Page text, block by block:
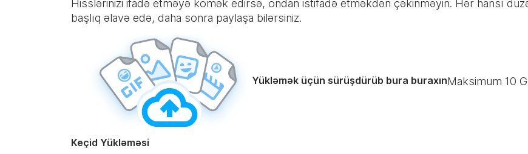
Hisslərinizi ifadə etməyə kömək edirsə, ondan istifadə etməkdən çəkinməyin. Hər hansı
başlıq əlavə edə, daha sonra paylaşa bilərsiniz.
Yükləmək üçün sürüşdürüb bura buraxınMaksimum 10
Keçid Yükləməsi